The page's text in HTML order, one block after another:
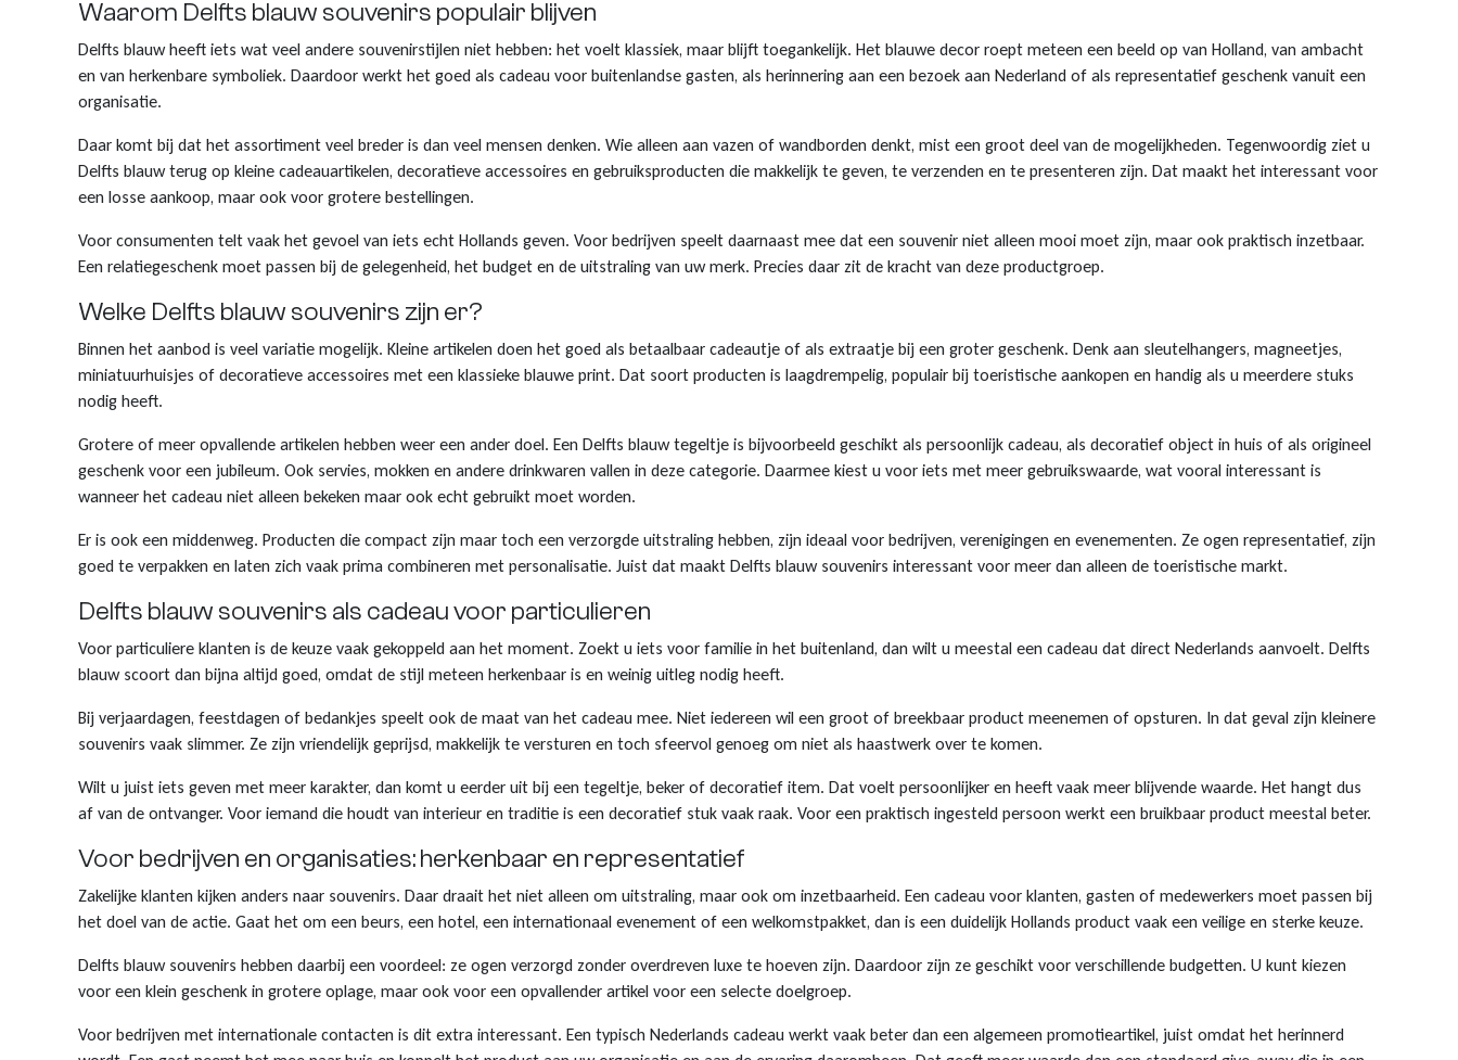
Waarom Delfts blauw souvenirs populair blijven
Delfts blauw heeft iets wat veel andere souvenirstijlen niet hebben: het voelt klassiek, maar blijft toegankelijk. Het blauwe decor roept meteen een beeld op van Holland, van ambacht
en van herkenbare symboliek. Daardoor werkt het goed als cadeau voor buitenlandse gasten, als herinnering aan een bezoek aan Nederland of als representatief geschenk vanuit een
organisatie.
Daar komt bij dat het assortiment veel breder is dan veel mensen denken. Wie alleen aan vazen of wandborden denkt, mist een groot deel van de mogelijkheden. Tegenwoordig ziet u
Delfts blauw terug op kleine cadeauartikelen, decoratieve accessoires en gebruiksproducten die makkelijk te geven, te verzenden en te presenteren zijn. Dat maakt het interessant voor
een losse aankoop, maar ook voor grotere bestellingen.
Voor consumenten telt vaak het gevoel van iets echt Hollands geven. Voor bedrijven speelt daarnaast mee dat een souvenir niet alleen mooi moet zijn, maar ook praktisch inzetbaar.
Een relatiegeschenk moet passen bij de gelegenheid, het budget en de uitstraling van uw merk. Precies daar zit de kracht van deze productgroep.
Welke Delfts blauw souvenirs zijn er?
Binnen het aanbod is veel variatie mogelijk. Kleine artikelen doen het goed als betaalbaar cadeautje of als extraatje bij een groter geschenk. Denk aan sleutelhangers, magneetjes,
miniatuurhuisjes of decoratieve accessoires met een klassieke blauwe print. Dat soort producten is laagdrempelig, populair bij toeristische aankopen en handig als u meerdere stuks
nodig heeft.
Grotere of meer opvallende artikelen hebben weer een ander doel. Een Delfts blauw tegeltje is bijvoorbeeld geschikt als persoonlijk cadeau, als decoratief object in huis of als origineel
geschenk voor een jubileum. Ook servies, mokken en andere drinkwaren vallen in deze categorie. Daarmee kiest u voor iets met meer gebruikswaarde, wat vooral interessant is
wanneer het cadeau niet alleen bekeken maar ook echt gebruikt moet worden.
Er is ook een middenweg. Producten die compact zijn maar toch een verzorgde uitstraling hebben, zijn ideaal voor bedrijven, verenigingen en evenementen. Ze ogen representatief, zijn
goed te verpakken en laten zich vaak prima combineren met personalisatie. Juist dat maakt Delfts blauw souvenirs interessant voor meer dan alleen de toeristische markt.
Delfts blauw souvenirs als cadeau voor particulieren
Voor particuliere klanten is de keuze vaak gekoppeld aan het moment. Zoekt u iets voor familie in het buitenland, dan wilt u meestal een cadeau dat direct Nederlands aanvoelt. Delfts
blauw scoort dan bijna altijd goed, omdat de stijl meteen herkenbaar is en weinig uitleg nodig heeft.
Bij verjaardagen, feestdagen of bedankjes speelt ook de maat van het cadeau mee. Niet iedereen wil een groot of breekbaar product meenemen of opsturen. In dat geval zijn kleinere
souvenirs vaak slimmer. Ze zijn vriendelijk geprijsd, makkelijk te versturen en toch sfeervol genoeg om niet als haastwerk over te komen.
Wilt u juist iets geven met meer karakter, dan komt u eerder uit bij een tegeltje, beker of decoratief item. Dat voelt persoonlijker en heeft vaak meer blijvende waarde. Het hangt dus
af van de ontvanger. Voor iemand die houdt van interieur en traditie is een decoratief stuk vaak raak. Voor een praktisch ingesteld persoon werkt een bruikbaar product meestal beter.
Voor bedrijven en organisaties: herkenbaar en representatief
Zakelijke klanten kijken anders naar souvenirs. Daar draait het niet alleen om uitstraling, maar ook om inzetbaarheid. Een cadeau voor klanten, gasten of medewerkers moet passen bij
het doel van de actie. Gaat het om een beurs, een hotel, een internationaal evenement of een welkomstpakket, dan is een duidelijk Hollands product vaak een veilige en sterke keuze.
Delfts blauw souvenirs hebben daarbij een voordeel: ze ogen verzorgd zonder overdreven luxe te hoeven zijn. Daardoor zijn ze geschikt voor verschillende budgetten. U kunt kiezen
voor een klein geschenk in grotere oplage, maar ook voor een opvallender artikel voor een selecte doelgroep.
Voor bedrijven met internationale contacten is dit extra interessant. Een typisch Nederlands cadeau werkt vaak beter dan een algemeen promotieartikel, juist omdat het herinnerd
Klompjes sleutelhanger
Klompsloffen
Klomp puntenslijpers
Klompjes golf
Eten & Drinken
Overige souvenirs
Vingerhoedjes
Geschenkpakketten
Themas
Nagelknipper met logo
Kerstballen met logo
Graveringen met logo of tekst
Pins met logo
Emmers met logo
Babytextiel